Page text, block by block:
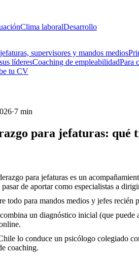
Clima laboralDesarrollo
supervisores y mandos medios
líderesCoaching de empleabilidadPara
tu CV
·7 min
para jefaturas: qué
para jefaturas es un
de aportar como especialistas a
todo para mandos medios y jefes
un diagnóstico inicial (que puede
lo conduce un psicólogo colegiado
coaching.